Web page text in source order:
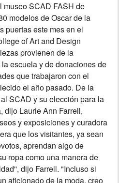
museo SCAD FASH de
modelos de Oscar de la
puertas este mes en el
of Art and Design
provienen de la
escuela y de donaciones de
que trabajaron con el
el año pasado. De la
SCAD y su elección para la
dijo Laurie Ann Farrell,
y exposiciones y curadora
que los visitantes, ya sean
aprendan algo de
ropa como una manera de
dijo Farrell. "Incluso si
aficionado de la moda, creo